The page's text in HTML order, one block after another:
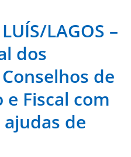
LAGOS –
dos
de
Fiscal com
de